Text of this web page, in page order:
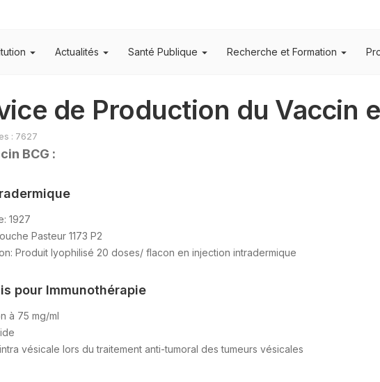
Actualités Santé Publique Recherche et Formation
de Production du Vaccin
: 7627
BCG :
1927
Pasteur 1173 P2
Produit lyophilisé 20 doses/ flacon en injection intradermique
pour Immunothérapie
à 75 mg/ml
vésicale lors du traitement anti-tumoral des tumeurs vésicales